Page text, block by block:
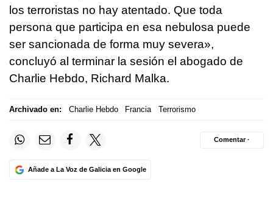
los terroristas no hay atentado. Que toda
persona que participa en esa nebulosa puede
ser sancionada de forma muy severa»,
concluyó al terminar la sesión el abogado de
Charlie Hebdo, Richard Malka.
Archivado en: Charlie Hebdo Francia Terrorismo
Añade a La Voz de Galicia en Google
Comentar ·